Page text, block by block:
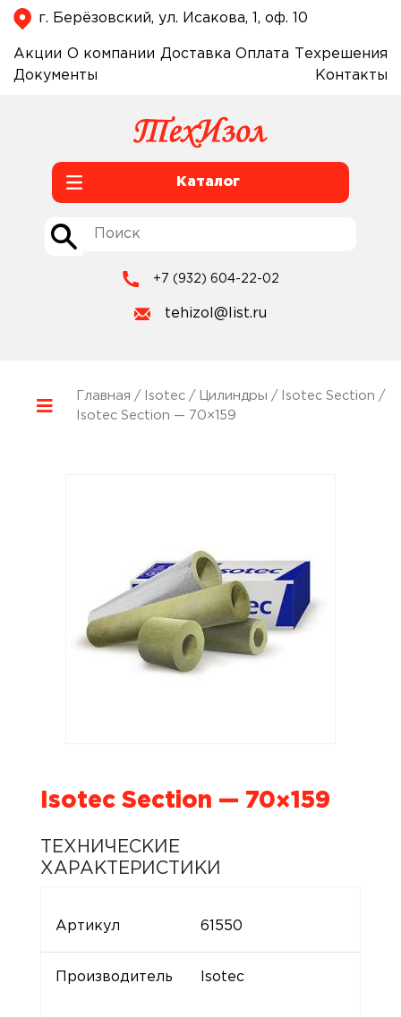
г. Берёзовский, ул. Исакова, 1, оф. 10
Акции О компании Доставка Оплата
Техрешения
Документы
Контакты
Каталог
+7 (932) 604-22-02
tehizol@list.ru
Главная / Isotec/ Цилиндры / Isotec Section /
Isotec Section — 70×159
Isotec Section — 70×159
ТЕХНИЧЕСКИЕ
ХАРАКТЕРИСТИКИ
Артикул 61550
Производитель Isotec